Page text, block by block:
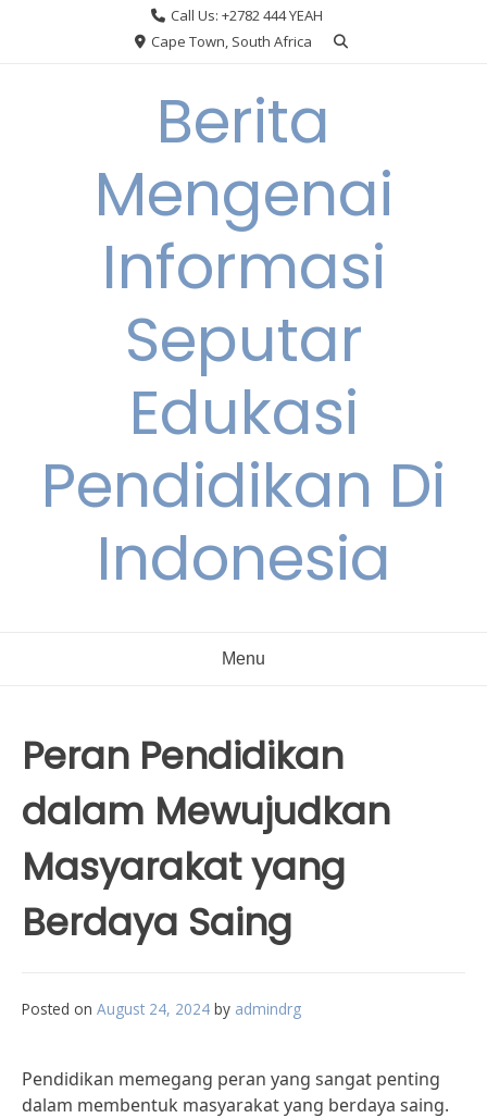
Call Us: +2782 444 YEAH
Cape Town, South Africa
Berita
Mengenai
Informasi
Seputar
Edukasi
Pendidikan Di
Indonesia
Menu
Peran Pendidikan
dalam Mewujudkan
Masyarakat yang
Berdaya Saing
Posted on August 24, 2024 by admindrg
Pendidikan memegang peran yang sangat penting
dalam membentuk masyarakat yang berdaya saing.